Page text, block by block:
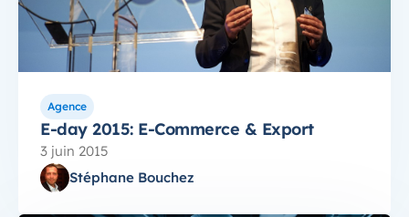
Agence
E-day 2015: E-Commerce & Export
3 juin 2015
Stéphane Bouchez